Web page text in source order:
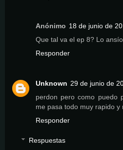
Anónimo 18 de junio de
Que tal va el ep 8? Lo
Responder
Unknown 29 de junio de
perdon pero como puedo
me pasa todo muy rapido y
Responder
Respuestas